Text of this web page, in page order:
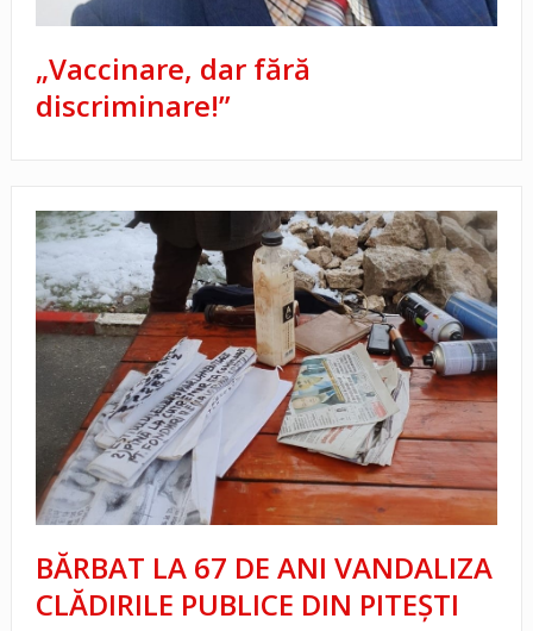
„Vaccinare, dar fără
discriminare!”
BĂRBAT LA 67 DE ANI VANDALIZA
CLĂDIRILE PUBLICE DIN PITEȘTI